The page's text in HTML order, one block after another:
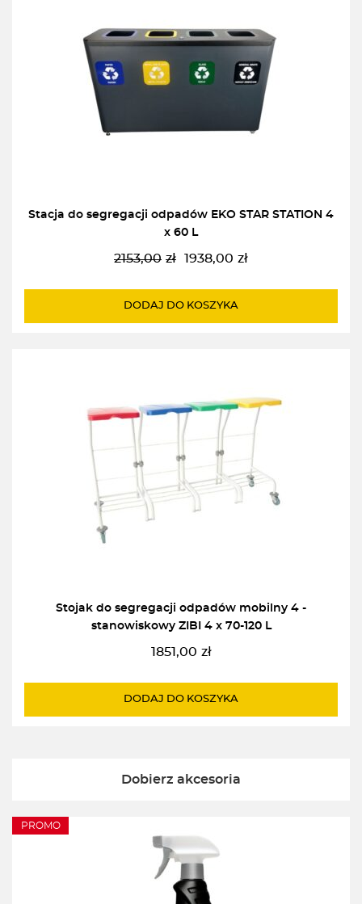
Stacja do segregacji odpadów EKO STAR STATION 4
x 60 L
2153,00 zł
Pierwotna
wynosiła:
1938,00 zł
Aktualna
wynosi:
DODAJ DO KOSZYKA
Stojak do segregacji odpadów mobilny 4 -
stanowiskowy ZIBI 4 x 70-120 L
1851,00 zł
DODAJ DO KOSZYKA
Dobierz akcesoria
PROMO